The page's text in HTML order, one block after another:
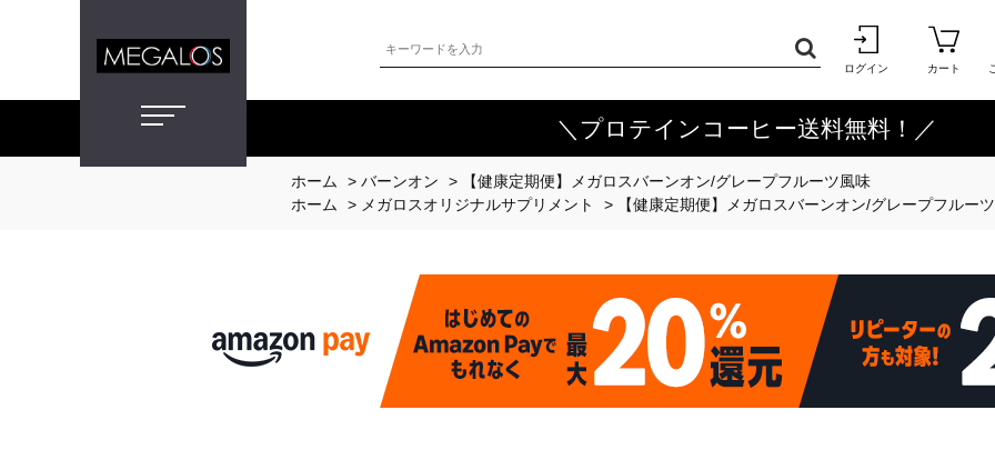
ログイン カート
＼プロテインコーヒー送料無料！／
ホーム > バーンオン >
【健康定期便】メガロスバーンオン/グレープフルーツ風味
ホーム
> メガロスオリジナルサプリメント > 【健康定期便】メガロスバーンオン/グレープフルー